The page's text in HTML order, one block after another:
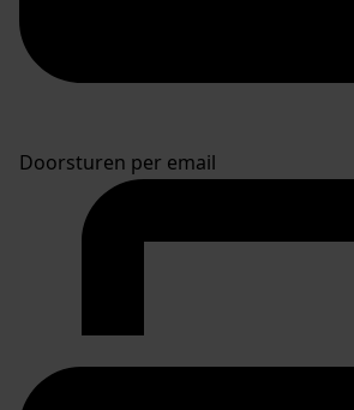
Doorsturen per email